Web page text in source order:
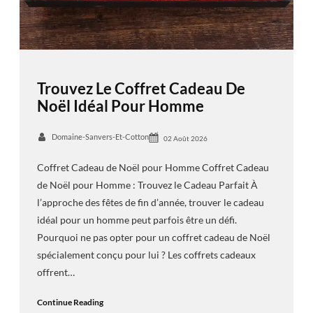
Trouvez Le Coffret Cadeau De
Noël Idéal Pour Homme
Domaine-Sanvers-Et-Cotton 02 Août 2026
Coffret Cadeau de Noël pour Homme Coffret Cadeau
de Noël pour Homme : Trouvez le Cadeau Parfait À
l’approche des fêtes de fin d’année, trouver le cadeau
idéal pour un homme peut parfois être un défi.
Pourquoi ne pas opter pour un coffret cadeau de Noël
spécialement conçu pour lui ? Les coffrets cadeaux
offrent…
Continue Reading